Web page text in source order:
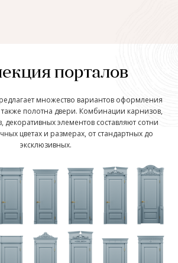
порталов
множество вариантов оформления
полотна двери. Комбинации карнизов,
элементов составляют сотни
цветах и размерах, от стандартных до
эксклюзивных.